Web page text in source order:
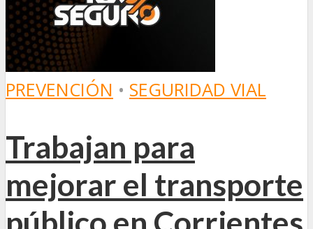
PREVENCIÓN • SEGURIDAD VIAL
Trabajan para
mejorar el transporte